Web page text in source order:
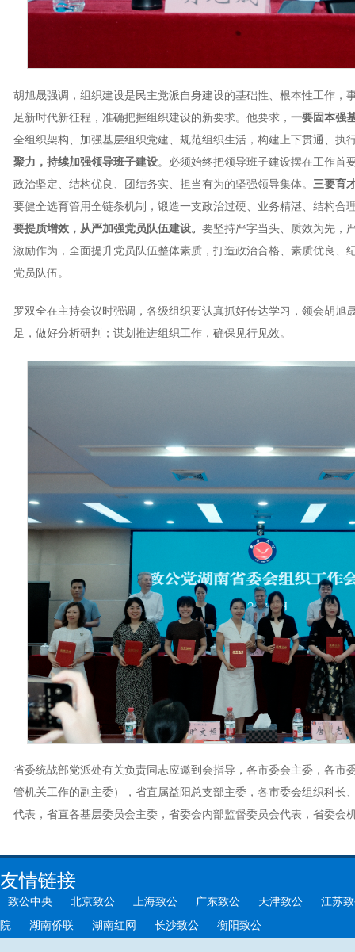
胡旭晟强调，组织建设是民主党派自身建设的基础性、根本性工作，
足新时代新征程，准确把握组织建设的新要求。他要求， 一要固本强
全组织架构、加强基层组织党建、规范组织生活，构建上下贯通、执
聚力，持续加强领导班子建设。必须始终把领导班子建设摆在工作首
政治坚定、结构优良、团结务实、担当有为的坚强领导集体。 三要育
要健全选育管用全链条机制，锻造一支政治过硬、业务精湛、结构合
要提质增效，从严加强党员队伍建设。 要坚持严字当头、质效为先，
激励作为，全面提升党员队伍整体素质，打造政治合格、素质优良、
党员队伍。
罗双全在主持会议时强调，各级组织要认真抓好传达学习，领会胡旭
足，做好分析研判；谋划推进组织工作，确保见行见效。
省委统战部党派处有关负责同志应邀到会指导，各市委会主委，各市
管机关工作的副主委），省直属益阳总支部主委，各市委会组织科长
代表，省直各基层委员会主委，省委会内部监督委员会代表，省委会
友情链接
致公中央 北京致公 上海致公 广东致公 天津致公
江苏
院
湖南侨联 湖南红网 长沙致公 衡阳致公